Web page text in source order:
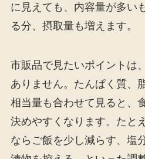
に見えても、内容量が多い
る分、摂取量も増えます。
市販品で見たいポイントは
ありません。たんぱく質、
相当量も合わせて見ると、
決めやすくなります。たと
ならご飯を少し減らす、塩